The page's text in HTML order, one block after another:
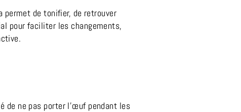
permet de tonifier, de retrouver
pour faciliter les changements,
de ne pas porter l’œuf pendant les